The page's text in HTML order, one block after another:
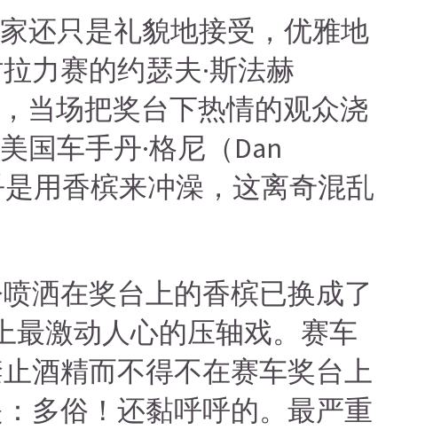
还只是礼貌地接受，优雅地
力赛的约瑟夫·斯法赫
当场把奖台下热情的观众浇
国车手丹·格尼（Dan
用香槟来冲澡，这离奇混乱
洒在奖台上的香槟已换成了
最激动人心的压轴戏。赛车
酒精而不得不在赛车奖台上
多俗！还黏呼呼的。最严重